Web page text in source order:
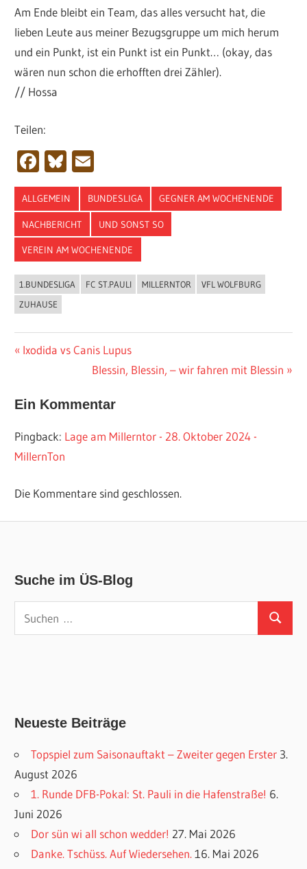
Am Ende bleibt ein Team, das alles versucht hat, die
lieben Leute aus meiner Bezugsgruppe um mich herum
und ein Punkt, ist ein Punkt ist ein Punkt… (okay, das
wären nun schon die erhofften drei Zähler).
// Hossa
Teilen:
Facebook
Bluesky
ALLGEMEIN BUNDESLIGA GEGNER AM WOCHENENDE
NACHBERICHT UND SONST SO
VEREIN AM WOCHENENDE
1.BUNDESLIGA FC ST.PAULI MILLERNTOR
VFL WOLFBURG
ZUHAUSE
Beitragsnavigation
Vorheriger
Ixodida vs Canis Lupus
Nächster
Blessin, Blessin, – wir fahren mit Blessin
Ein Kommentar
Pingback: Lage am Millerntor - 28. Oktober 2024 -
MillernTon
Die Kommentare sind geschlossen.
Suche im ÜS-Blog
Suchen
Neueste Beiträge
Topspiel zum Saisonauftakt – Zweiter gegen Erster 3.
August 2026
1. Runde DFB-Pokal: St. Pauli in die Hafenstraße! 6.
Juni 2026
Dor sün wi all schon wedder! 27. Mai 2026
Danke. Tschüss. Auf Wiedersehen. 16. Mai 2026